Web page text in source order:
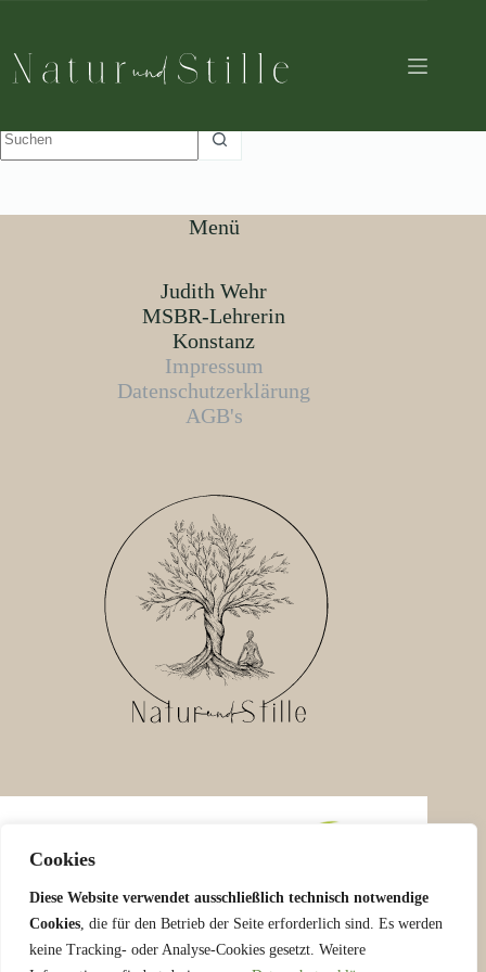
Cookies
Diese Website verwendet ausschließlich technisch notwendige
Cookies, die für den Betrieb der Seite erforderlich sind. Es werden
keine Tracking- oder Analyse-Cookies gesetzt. Weitere
Veranstaltungskategorien
Retreats
Ergebnisse
Menü
Judith Wehr
MSBR-Lehrerin
Konstanz
Impressum
Datenschutzerklärung
AGB's